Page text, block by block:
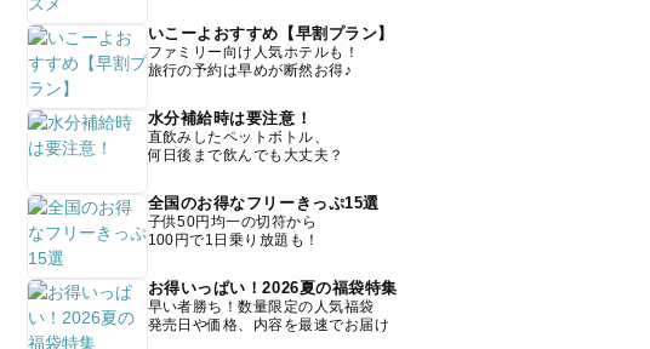
いこーよおすすめ【早割プラン】
ファミリー向け人気ホテルも！
旅行の予約は早めが断然お得♪
水分補給時は要注意！
直飲みしたペットボトル、
何日後まで飲んでも大丈夫？
全国のお得なフリーきっぷ15選
子供50円均一の切符から
100円で1日乗り放題も！
お得いっぱい！2026夏の福袋特集
早い者勝ち！数量限定の人気福袋
発売日や価格、内容を最速でお届け